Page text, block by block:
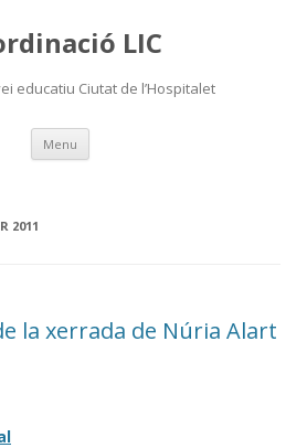
LIC
educatiu Ciutat de l’Hospitalet
Menu Skip
content
2011
la xerrada de Núria Alart